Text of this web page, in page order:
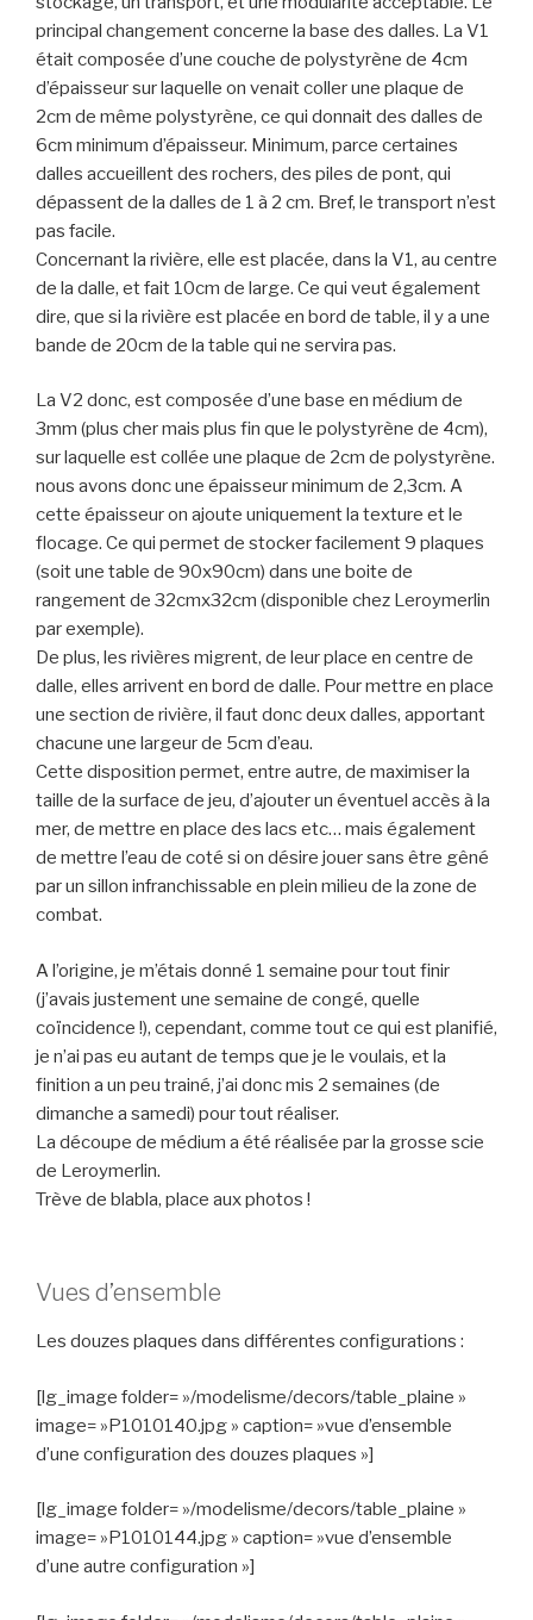
principal changement concerne la base des dalles. La V1
était composée d’une couche de polystyrène de 4cm
d’épaisseur sur laquelle on venait coller une plaque de
2cm de même polystyrène, ce qui donnait des dalles de
6cm minimum d’épaisseur. Minimum, parce certaines
dalles accueillent des rochers, des piles de pont, qui
dépassent de la dalles de 1 à 2 cm. Bref, le transport n’est
pas facile.
Concernant la rivière, elle est placée, dans la V1, au centre
de la dalle, et fait 10cm de large. Ce qui veut également
dire, que si la rivière est placée en bord de table, il y a une
bande de 20cm de la table qui ne servira pas.
La V2 donc, est composée d’une base en médium de
3mm (plus cher mais plus fin que le polystyrène de 4cm),
sur laquelle est collée une plaque de 2cm de polystyrène.
nous avons donc une épaisseur minimum de 2,3cm. A
cette épaisseur on ajoute uniquement la texture et le
flocage. Ce qui permet de stocker facilement 9 plaques
(soit une table de 90x90cm) dans une boite de
rangement de 32cmx32cm (disponible chez Leroymerlin
par exemple).
De plus, les rivières migrent, de leur place en centre de
dalle, elles arrivent en bord de dalle. Pour mettre en place
une section de rivière, il faut donc deux dalles, apportant
chacune une largeur de 5cm d’eau.
Cette disposition permet, entre autre, de maximiser la
taille de la surface de jeu, d’ajouter un éventuel accès à la
mer, de mettre en place des lacs etc… mais également
de mettre l’eau de coté si on désire jouer sans être gêné
par un sillon infranchissable en plein milieu de la zone de
combat.
A l’origine, je m’étais donné 1 semaine pour tout finir
(j’avais justement une semaine de congé, quelle
coïncidence !), cependant, comme tout ce qui est planifié,
je n’ai pas eu autant de temps que je le voulais, et la
finition a un peu trainé, j’ai donc mis 2 semaines (de
dimanche a samedi) pour tout réaliser.
La découpe de médium a été réalisée par la grosse scie
de Leroymerlin.
Trève de blabla, place aux photos !
Vues d’ensemble
Les douzes plaques dans différentes configurations :
[lg_image folder= »/modelisme/decors/table_plaine »
image= »P1010140.jpg » caption= »vue d’ensemble
d’une configuration des douzes plaques »]
[lg_image folder= »/modelisme/decors/table_plaine »
image= »P1010144.jpg » caption= »vue d’ensemble
d’une autre configuration »]